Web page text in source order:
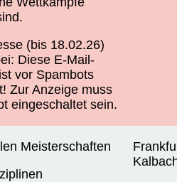
(bis 18.02.26)
Diese E-Mail-
vor Spambots
Zur Anzeige muss
eingeschaltet sein.
Meisterschaften